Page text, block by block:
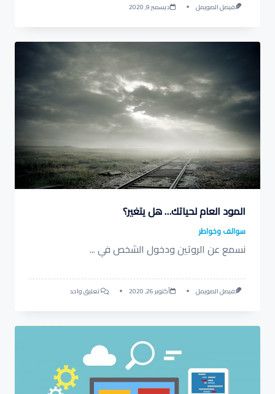
فيصل الصويمل ديسمبر 9, 2020
المود العام لحياتك… هل يتغير؟
سوالف وخواطر
نسمع عن الروتين ودخول الشخص في...
فيصل الصويمل أكتوبر 26, 2020 تعليق واحد
هل